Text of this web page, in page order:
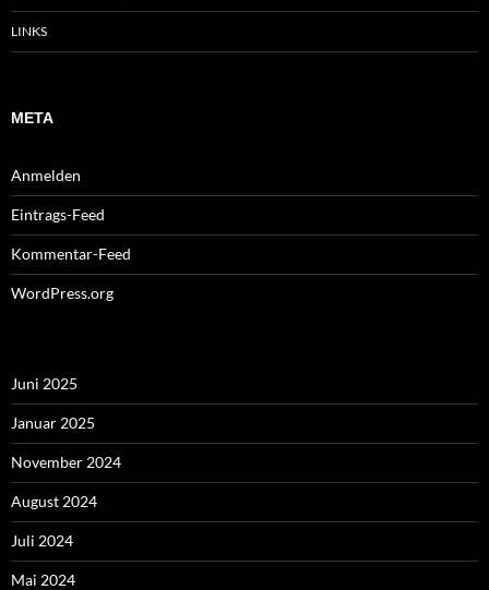
LINKS
META
Anmelden
Eintrags-Feed
Kommentar-Feed
WordPress.org
Juni 2025
Januar 2025
November 2024
August 2024
Juli 2024
Mai 2024